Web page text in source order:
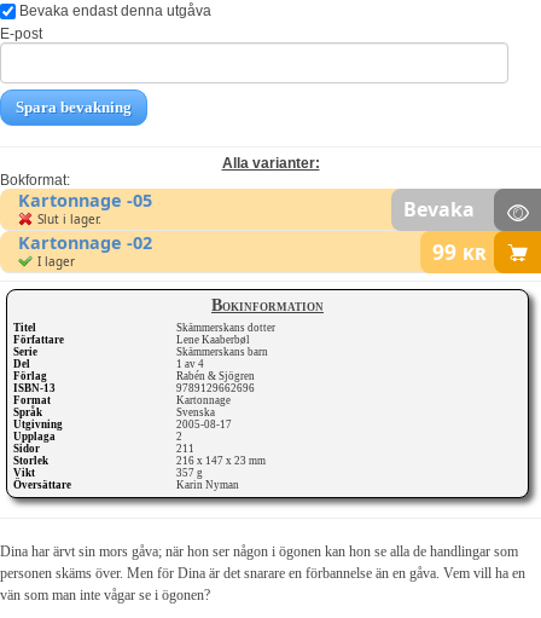
Bokinformation
Titel
Skämmerskans dotter
Författare
Lene Kaaberbøl
Serie
Skämmerskans barn
Del
1 av 4
Förlag
Rabén & Sjögren
ISBN-13
9789129662696
Format
Kartonnage
Språk
Svenska
Utgivning
2005-08-17
Upplaga
2
Sidor
211
Storlek
216 x 147 x 23 mm
Vikt
357 g
Översättare
Karin Nyman
Bevaka endast denna utgåva
E-post
Spara bevakning
Alla varianter:
Bokformat:
Kartonnage -05
Slut i lager. Bevaka
Kartonnage -02
I lager 99 kr
Dina har ärvt sin mors gåva; när hon ser någon i ögonen kan hon se alla de handlingar som
personen skäms över. Men för Dina är det snarare en förbannelse än en gåva. Vem vill ha en
vän som man inte vågar se i ögonen?